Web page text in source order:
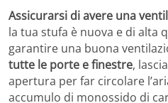
Assicurarsi di avere una
la tua stufa è nuova e di alta
garantire una buona
tutte le porte e finestre,
apertura per far circolare
accumulo di monossido di